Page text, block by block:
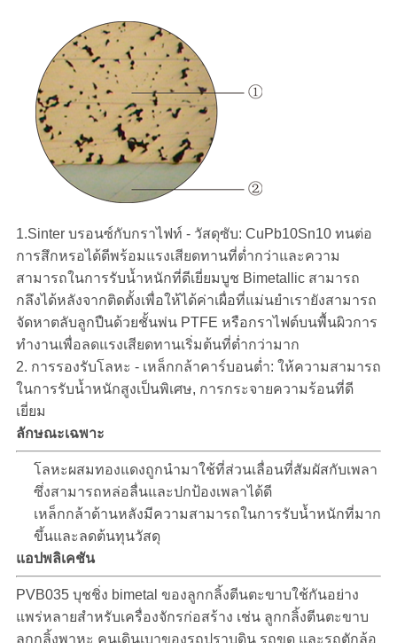
แผนผัง
เว็บไซต์
PRIVACY
POLICY
1.Sinter บรอนซ์กับกราไฟท์ - วัสดุซับ: CuPb10Sn10 ทนต่อ
การสึกหรอได้ดีพร้อมแรงเสียดทานที่ต่ำกว่าและความ
สามารถในการรับน้ำหนักที่ดีเยี่ยมบูช Bimetallic สามารถ
กลึงได้หลังจากติดตั้งเพื่อให้ได้ค่าเผื่อที่แม่นยำเรายังสามารถ
จัดหาตลับลูกปืนด้วยชั้นพ่น PTFE หรือกราไฟต์บนพื้นผิวการ
ทำงานเพื่อลดแรงเสียดทานเริ่มต้นที่ต่ำกว่ามาก
2. การรองรับโลหะ - เหล็กกล้าคาร์บอนต่ำ: ให้ความสามารถ
ในการรับน้ำหนักสูงเป็นพิเศษ, การกระจายความร้อนที่ดี
เยี่ยม
ลักษณะเฉพาะ
โลหะผสมทองแดงถูกนำมาใช้ที่ส่วนเลื่อนที่สัมผัสกับเพลา
ซึ่งสามารถหล่อลื่นและปกป้องเพลาได้ดี
เหล็กกล้าด้านหลังมีความสามารถในการรับน้ำหนักที่มาก
ขึ้นและลดต้นทุนวัสดุ
แอปพลิเคชัน
PVB035 บุชชิ่ง bimetal ของลูกกลิ้งตีนตะขาบใช้กันอย่าง
แพร่หลายสำหรับเครื่องจักรก่อสร้าง เช่น ลูกกลิ้งตีนตะขาบ
ลูกกลิ้งพาหะ คนเดินเบาของรถปราบดิน รถขุด และรถตักล้อ